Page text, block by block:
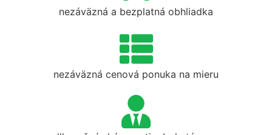
nezáväzná a bezplatná obhliadka
nezáväzná cenová ponuka na mieru